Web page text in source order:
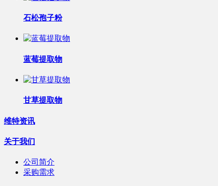
石松孢子粉
蓝莓提取物
甘草提取物
维特资讯
关于我们
公司简介
采购需求